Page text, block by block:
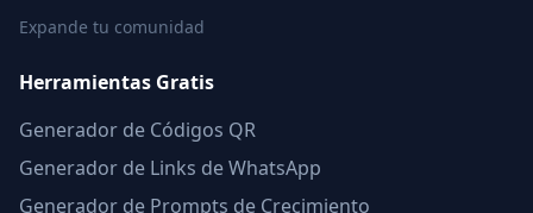
Expande tu comunidad
Herramientas Gratis
Generador de Códigos QR
Generador de Links de WhatsApp
Generador de Prompts de Crecimiento